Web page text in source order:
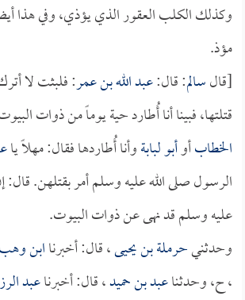
وكذلك الكلب العقور الذي يؤذي، وفي هذا
مؤذ.
[قالسالم: قال:عبد الله بن عمر: فلبثت لا
قتلتها، فبينا أنا أُطارد حية يوماً من ذوات
الخطابأوأبو لبابةوأنا أُطاردها فقال: مهلاً يا
الرسول صلى الله عليه وسلم أمر بقتلهن. قال:
عليه وسلم قد نهى عن ذوات البيوت.
وحدثنيحرملة بن يحيى، قال: أخبرناابن وهب
، ح، وحدثناعبد بن حميد، قال: أخبرناعبد